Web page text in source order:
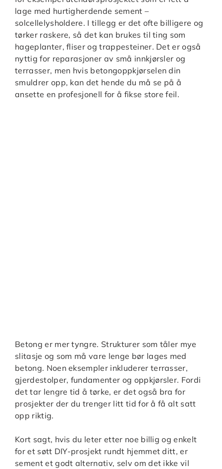
lage med hurtigherdende sement –
solcellelysholdere. I tillegg er det ofte billigere og
tørker raskere, så det kan brukes til ting som
hageplanter, fliser og trappesteiner. Det er også
nyttig for reparasjoner av små innkjørsler og
terrasser, men hvis betongoppkjørselen din
smuldrer opp, kan det hende du må se på å
ansette en profesjonell for å fikse store feil.
Betong er mer tyngre. Strukturer som tåler mye
slitasje og som må vare lenge bør lages med
betong. Noen eksempler inkluderer terrasser,
gjerdestolper, fundamenter og oppkjørsler. Fordi
det tar lengre tid å tørke, er det også bra for
prosjekter der du trenger litt tid for å få alt satt
opp riktig.
Kort sagt, hvis du leter etter noe billig og enkelt
for et søtt DIY-prosjekt rundt hjemmet ditt, er
sement et godt alternativ, selv om det ikke vil